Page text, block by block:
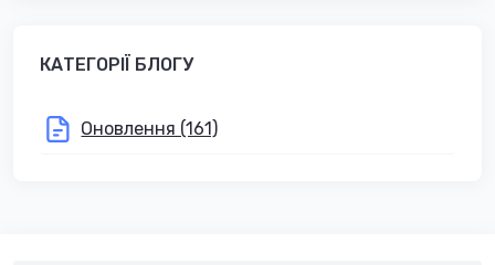
КАТЕГОРІЇ БЛОГУ
Оновлення (161)